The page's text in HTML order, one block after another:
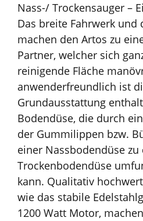
Nass-/ Trockensauger –
Das breite Fahrwerk und
machen den Artos zu
Partner, welcher sich
reinigende Fläche
anwenderfreundlich ist
Grundausstattung
Bodendüse, die durch
der Gummilippen bzw.
einer Nassbodendüse zu
Trockenbodendüse
kann. Qualitativ
wie das stabile
1200 Watt Motor,